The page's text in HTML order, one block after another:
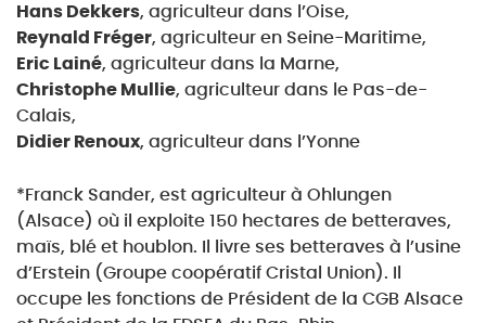
Hans Dekkers, agriculteur dans l’Oise,
Reynald Fréger, agriculteur en Seine-Maritime,
Eric Lainé, agriculteur dans la Marne,
Christophe Mullie, agriculteur dans le Pas-de-
Calais,
Didier Renoux, agriculteur dans l’Yonne
*Franck Sander, est agriculteur à Ohlungen
(Alsace) où il exploite 150 hectares de betteraves,
maïs, blé et houblon. Il livre ses betteraves à l’usine
d’Erstein (Groupe coopératif Cristal Union). Il
occupe les fonctions de Président de la CGB Alsace